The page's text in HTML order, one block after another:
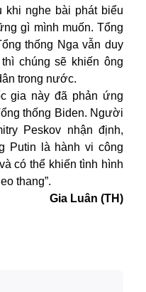
khi nghe bài phát biểu
gì mình muốn. Tổng
thống Nga vẫn duy
chúng sẽ khiến ông
trong nước.
gia này đã phản ứng
thống Biden. Người
Peskov nhận định,
Putin là hành vi công
có thể khiếntình hình
thang”.
Gia Luân (TH)